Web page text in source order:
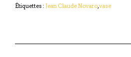
Étiquettes : Jean Claude Novaro,vase